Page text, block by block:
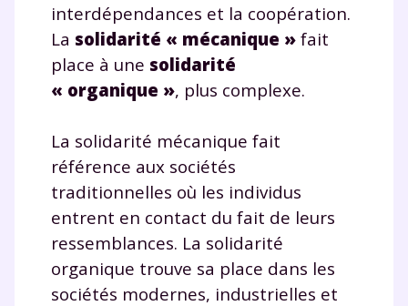
interdépendances et la coopération.
La solidarité « mécanique » fait
place à une solidarité
« organique », plus complexe.
La solidarité mécanique fait
référence aux sociétés
traditionnelles où les individus
entrent en contact du fait de leurs
ressemblances. La solidarité
organique trouve sa place dans les
sociétés modernes, industrielles et